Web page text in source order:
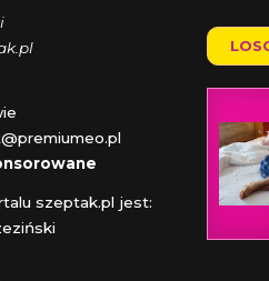
szeptak.pl jest: